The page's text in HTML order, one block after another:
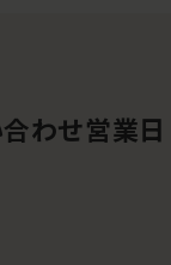
わせ営業日